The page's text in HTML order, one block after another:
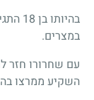
בהיותו בן 18
במצרים.
עם שחרורו חזר
השקיע ממרצו